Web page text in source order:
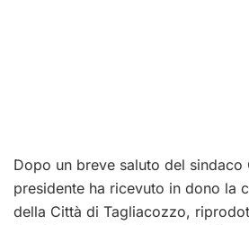
Dopo un breve saluto del sindaco
presidente ha ricevuto in dono la
della Città di Tagliacozzo,